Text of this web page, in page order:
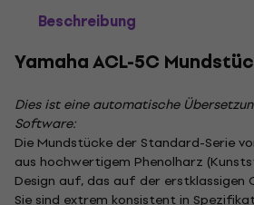
Beschreibung
Yamaha ACL-5C
Dies ist eine automatische
Software:
Die Mundstücke der Standard-Serie
aus hochwertigem Phenolharz
Design auf, das auf der erstklassigen
Sie sind extrem konsistent in